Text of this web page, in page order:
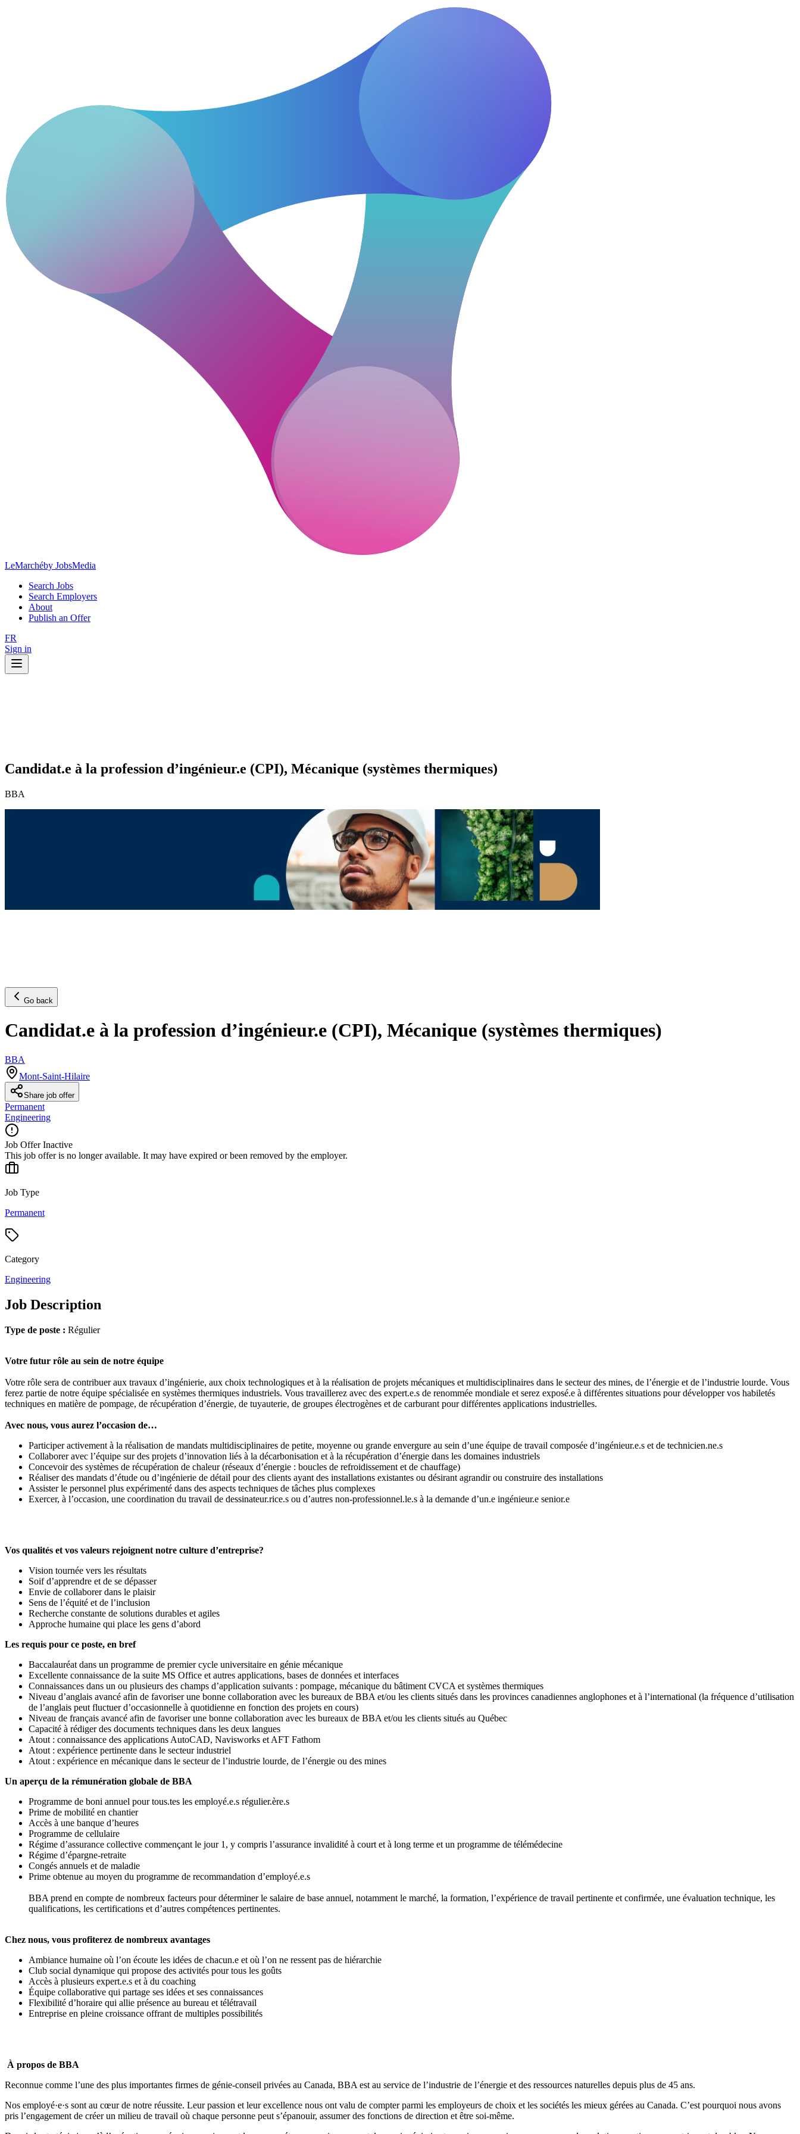
LeMarchéby JobsMedia
Search Jobs
Search Employers
About
Publish an Offer
FR
Sign in
Candidat.e à la profession d’ingénieur.e (CPI), Mécanique (systèmes thermiques)
BBA
Go back
Candidat.e à la profession d’ingénieur.e (CPI), Mécanique (systèmes thermiques)
BBA
Mont-Saint-Hilaire
Share job offer
Permanent
Engineering
Job Offer Inactive
This job offer is no longer available. It may have expired or been removed by the employer.
Job Type
Permanent
Category
Engineering
Job Description
Type de poste : Régulier
Votre futur rôle au sein de notre équipe
Votre rôle sera de contribuer aux travaux d’ingénierie, aux choix technologiques et à la réalisation de projets mécaniques et multidisciplinaires dans le secteur des mines, de l’énergie et de l’industrie lourde. Vous
ferez partie de notre équipe spécialisée en systèmes thermiques industriels. Vous travaillerez avec des expert.e.s de renommée mondiale et serez exposé.e à différentes situations pour développer vos habiletés
techniques en matière de pompage, de récupération d’énergie, de tuyauterie, de groupes électrogènes et de carburant pour différentes applications industrielles.
Avec nous, vous aurez l’occasion de…
Participer activement à la réalisation de mandats multidisciplinaires de petite, moyenne ou grande envergure au sein d’une équipe de travail composée d’ingénieur.e.s et de technicien.ne.s
Collaborer avec l’équipe sur des projets d’innovation liés à la décarbonisation et à la récupération d’énergie dans les domaines industriels
Concevoir des systèmes de récupération de chaleur (réseaux d’énergie : boucles de refroidissement et de chauffage)
Réaliser des mandats d’étude ou d’ingénierie de détail pour des clients ayant des installations existantes ou désirant agrandir ou construire des installations
Assister le personnel plus expérimenté dans des aspects techniques de tâches plus complexes
Exercer, à l’occasion, une coordination du travail de dessinateur.rice.s ou d’autres non-professionnel.le.s à la demande d’un.e ingénieur.e senior.e
Vos qualités et vos valeurs rejoignent notre culture d’entreprise?
Vision tournée vers les résultats
Soif d’apprendre et de se dépasser
Envie de collaborer dans le plaisir
Sens de l’équité et de l’inclusion
Recherche constante de solutions durables et agiles
Approche humaine qui place les gens d’abord
Les requis pour ce poste, en bref
Baccalauréat dans un programme de premier cycle universitaire en génie mécanique
Excellente connaissance de la suite MS Office et autres applications, bases de données et interfaces
Connaissances dans un ou plusieurs des champs d’application suivants : pompage, mécanique du bâtiment CVCA et systèmes thermiques
Niveau d’anglais avancé afin de favoriser une bonne collaboration avec les bureaux de BBA et/ou les clients situés dans les provinces canadiennes anglophones et à l’international (la fréquence d’utilisation
de l’anglais peut fluctuer d’occasionnelle à quotidienne en fonction des projets en cours)
Niveau de français avancé afin de favoriser une bonne collaboration avec les bureaux de BBA et/ou les clients situés au Québec
Capacité à rédiger des documents techniques dans les deux langues
Atout : connaissance des applications AutoCAD, Navisworks et AFT Fathom
Atout : expérience pertinente dans le secteur industriel
Atout : expérience en mécanique dans le secteur de l’industrie lourde, de l’énergie ou des mines
Un aperçu de la rémunération globale de BBA
Programme de boni annuel pour tous.tes les employé.e.s régulier.ère.s
Prime de mobilité en chantier
Accès à une banque d’heures
Programme de cellulaire
Régime d’assurance collective commençant le jour 1, y compris l’assurance invalidité à court et à long terme et un programme de télémédecine
Régime d’épargne-retraite
Congés annuels et de maladie
Prime obtenue au moyen du programme de recommandation d’employé.e.s
BBA prend en compte de nombreux facteurs pour déterminer le salaire de base annuel, notamment le marché, la formation, l’expérience de travail pertinente et confirmée, une évaluation technique, les
qualifications, les certifications et d’autres compétences pertinentes.
Chez nous, vous profiterez de nombreux avantages
Ambiance humaine où l’on écoute les idées de chacun.e et où l’on ne ressent pas de hiérarchie
Club social dynamique qui propose des activités pour tous les goûts
Accès à plusieurs expert.e.s et à du coaching
Équipe collaborative qui partage ses idées et ses connaissances
Flexibilité d’horaire qui allie présence au bureau et télétravail
Entreprise en pleine croissance offrant de multiples possibilités
À propos de BBA
Reconnue comme l’une des plus importantes firmes de génie-conseil privées au Canada, BBA est au service de l’industrie de l’énergie et des ressources naturelles depuis plus de 45 ans.
Nos employé·e·s sont au cœur de notre réussite. Leur passion et leur excellence nous ont valu de compter parmi les employeurs de choix et les sociétés les mieux gérées au Canada. C’est pourquoi nous avons
pris l’engagement de créer un milieu de travail où chaque personne peut s’épanouir, assumer des fonctions de direction et être soi-même.